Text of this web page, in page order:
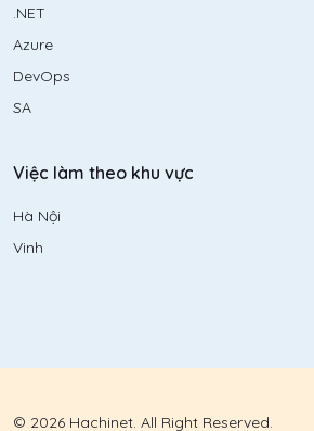
.NET
Azure
DevOps
SA
Việc làm theo khu vực
Hà Nội
Vinh
© 2026 Hachinet. All Right Reserved.